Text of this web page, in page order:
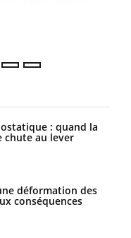
: quand la
chute au lever
déformation des
conséquences